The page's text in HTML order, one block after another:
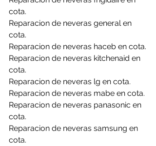
cota.
Reparacion de neveras general en
cota.
Reparacion de neveras haceb en cota.
Reparacion de neveras kitchenaid en
cota.
Reparacion de neveras lg en cota.
Reparacion de neveras mabe en cota.
Reparacion de neveras panasonic en
cota.
Reparacion de neveras samsung en
cota.